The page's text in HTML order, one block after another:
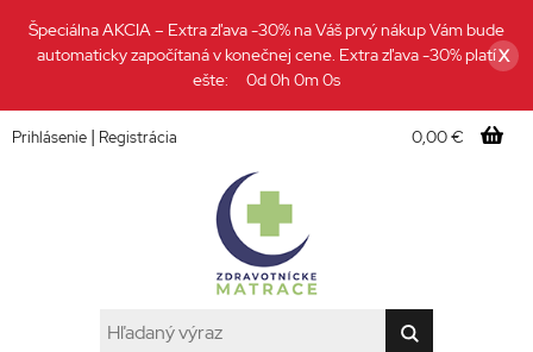
Špeciálna AKCIA – Extra zľava -30% na Váš prvý nákup Vám bude
automaticky započítaná v konečnej cene. Extra zľava -30% platí
ešte: 0d 0h 0m 0s
X
Prihlásenie | Registrácia 0,00 €